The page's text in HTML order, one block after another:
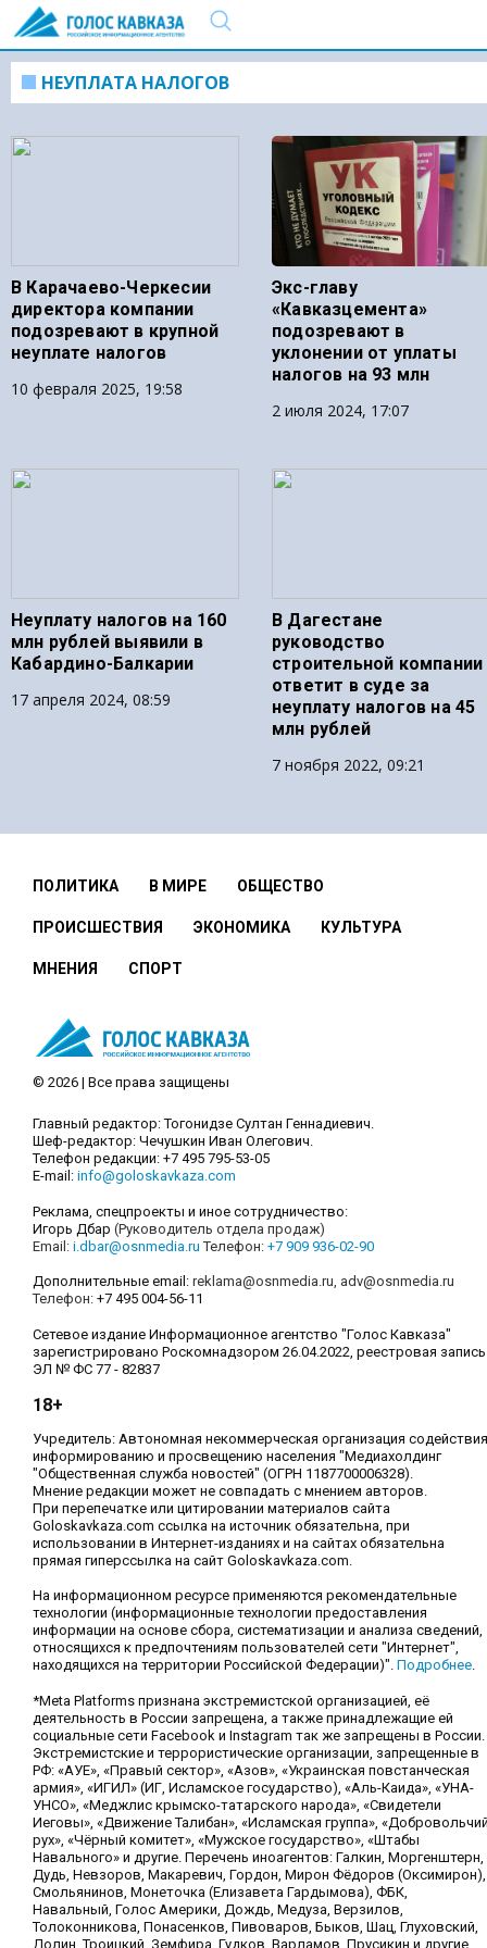
НЕУПЛАТА НАЛОГОВ
В Карачаево-Черкесии
директора компании
подозревают в крупной
неуплате налогов
10 февраля 2025, 19:58
Экс-главу
«Кавказцемента»
подозревают в
уклонении от уплаты
налогов на 93 млн
2 июля 2024, 17:07
Неуплату налогов на 160
млн рублей выявили в
Кабардино-Балкарии
17 апреля 2024, 08:59
В Дагестане
руководство
строительной компании
ответит в суде за
неуплату налогов на 45
млн рублей
7 ноября 2022, 09:21
ПОЛИТИКА В МИРЕ ОБЩЕСТВО
ПРОИСШЕСТВИЯ ЭКОНОМИКА КУЛЬТУРА
МНЕНИЯ СПОРТ
© 2026 | Все права защищены
Главный редактор: Тогонидзе Султан Геннадиевич.
Шеф-редактор: Чечушкин Иван Олегович.
Телефон редакции: +7 495 795-53-05
E-mail: info@goloskavkaza.com
Реклама, спецпроекты и иное сотрудничество:
Игорь Дбар (Руководитель отдела продаж)
Email: i.dbar@osnmedia.ru Телефон: +7 909 936-02-90
Дополнительные email: reklama@osnmedia.ru, adv@osnmedia.ru
Телефон: +7 495 004-56-11
Сетевое издание Информационное агентство "Голос Кавказа"
зарегистрировано Роскомнадзором 26.04.2022, реестровая запись
ЭЛ № ФС 77 - 82837
18+
Учредитель: Автономная некоммерческая организация содействия
информированию и просвещению населения "Медиахолдинг
"Общественная служба новостей" (ОГРН 1187700006328).
Мнение редакции может не совпадать с мнением авторов.
При перепечатке или цитировании материалов сайта
Goloskavkaza.com ссылка на источник обязательна, при
использовании в Интернет-изданиях и на сайтах обязательна
прямая гиперссылка на сайт Goloskavkaza.com.
На информационном ресурсе применяются рекомендательные
технологии (информационные технологии предоставления
информации на основе сбора, систематизации и анализа сведений,
относящихся к предпочтениям пользователей сети "Интернет",
находящихся на территории Российской Федерации)". Подробнее.
*Meta Platforms признана экстремистской организацией, её
деятельность в России запрещена, а также принадлежащие ей
социальные сети Facebook и Instagram так же запрещены в России.
Экстремистские и террористические организации, запрещенные в
РФ: «АУЕ», «Правый сектор», «Азов», «Украинская повстанческая
армия», «ИГИЛ» (ИГ, Исламское государство), «Аль-Каида», «УНА-
УНСО», «Меджлис крымско-татарского народа», «Свидетели
Иеговы», «Движение Талибан», «Исламская группа»,
рух», «Чёрный комитет», «Мужское государство», «Штабы
Навального» и другие. Перечень иноагентов: Галкин, Моргенштерн,
Дудь, Невзоров, Макаревич, Гордон, Мирон Фёдоров (Оксимирон),
Смольянинов, Монеточка (Елизавета Гардымова), ФБК,
Навальный, Голос Америки, Дождь, Медуза, Верзилов,
Толоконникова, Понасенков, Пивоваров, Быков, Шац, Глуховский,
Долин, Троицкий, Земфира, Гудков, Варламов, Прусикин и другие.